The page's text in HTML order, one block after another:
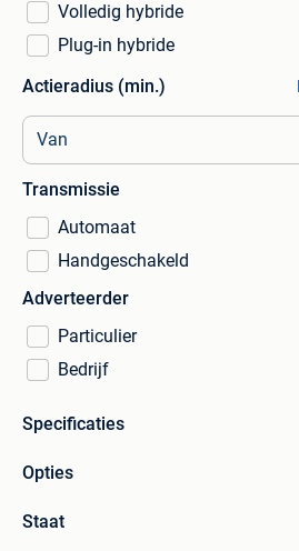
Volledig hybride
Plug-in hybride
Actieradius (min.)
Transmissie
Automaat
Handgeschakeld
Adverteerder
Particulier
Bedrijf
Specificaties
Opties
Staat